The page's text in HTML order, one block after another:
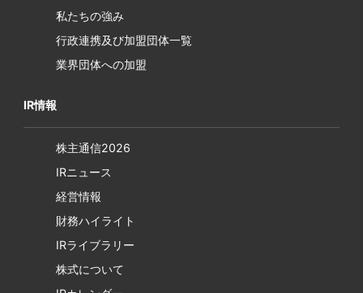
私たちの強み
行政連携及び加盟団体一覧
業界団体への加盟
IR情報
株主通信2026
IRニュース
経営情報
財務ハイライト
IRライブラリー
株式について